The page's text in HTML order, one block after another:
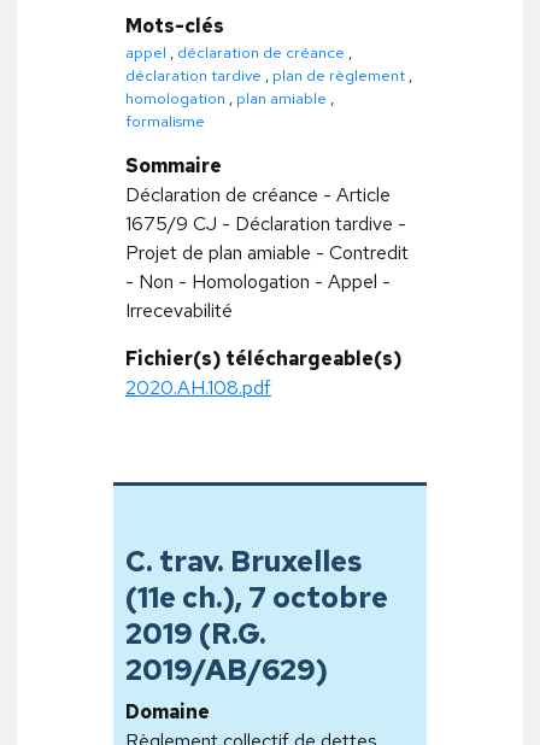
Mots-clés
appel , déclaration de créance ,
déclaration tardive , plan de règlement ,
homologation , plan amiable ,
formalisme
Sommaire
Déclaration de créance - Article
1675/9 CJ - Déclaration tardive -
Projet de plan amiable - Contredit
- Non - Homologation - Appel -
Irrecevabilité
Fichier(s) téléchargeable(s)
2020.AH.108.pdf
C. trav. Bruxelles
(11e ch.), 7 octobre
2019 (R.G.
2019/AB/629)
Domaine